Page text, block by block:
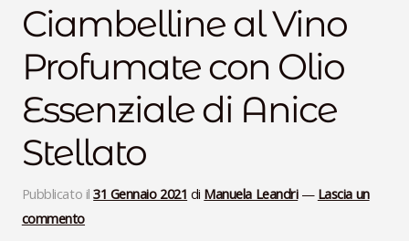
Aggiornamento
Percorsi Specialistici
VideoLezioni
Ciambelline al Vino
Profumate con Olio
Essenziale di Anice
Stellato
Pubblicato il31 Gennaio 2021 di Manuela Leandri — Lascia un
commento